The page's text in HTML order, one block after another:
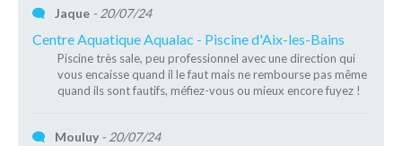
Jaque - 20/07/24
Centre Aquatique Aqualac - Piscine d'Aix-les-Bains
Piscine très sale, peu professionnel avec une direction qui
vous encaisse quand il le faut mais ne rembourse pas même
quand ils sont fautifs, méfiez-vous ou mieux encore fuyez !
Mouluy - 20/07/24